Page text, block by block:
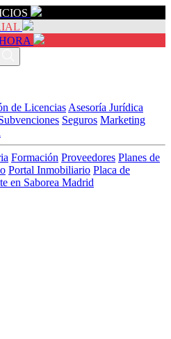
de Licencias Asesoría Jurídica
Seguros Marketing
Formación Proveedores Planes de
Portal Inmobiliario Placa de
en Saborea Madrid